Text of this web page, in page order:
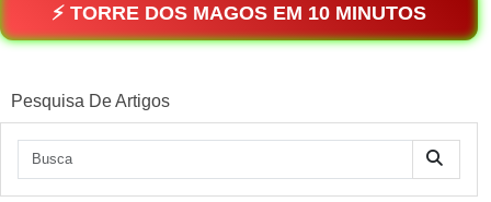
⚡ TORRE DOS MAGOS EM 10 MINUTOS
Pesquisa De Artigos